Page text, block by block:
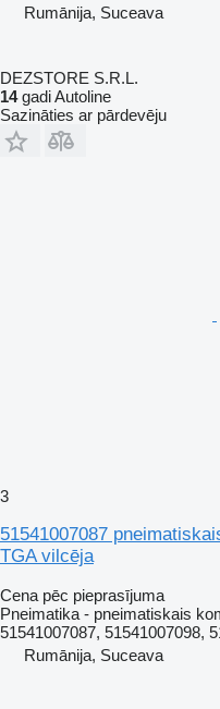
Rumānija, Suceava
DEZSTORE S.R.L.
14gadi Autoline
Sazināties ar pārdevēju
3
51541007087
TGA vilcēja
Cena pēc pieprasījuma
Pneimatika - pneimatiskais
51541007087, 51541007098,
Rumānija, Suceava